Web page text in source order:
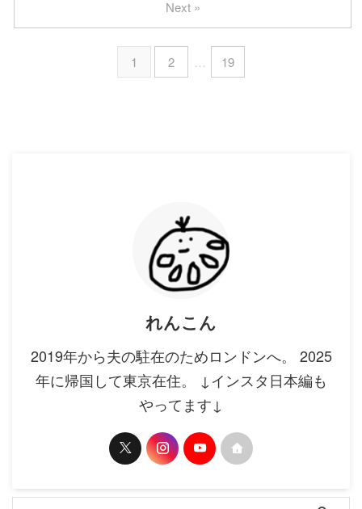
1 2 … 19
Next »
れんこん
2019年から夫の駐在のためロンドンへ。 2025
年に帰国して東京在住。 ↓インスタ日本編も
やってます↓